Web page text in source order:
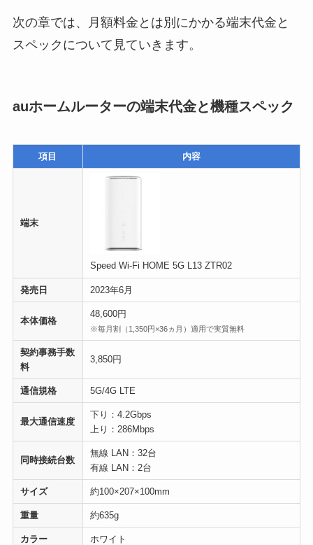
次の章では、月額料金とは別にかかる端末代金と
スペックについて見ていきます。
auホームルーターの端末代金と機種スペック
項目 内容
端末
Speed Wi-Fi HOME 5G L13 ZTR02
発売日 2023年6月
本体価格
48,600円
※毎月割（1,350円×36ヵ月）適用で実質無料
契約事務手数
料
3,850円
通信規格 5G/4G LTE
最大通信速度
下り：4.2Gbps
上り：286Mbps
同時接続台数
無線 LAN：32台
有線 LAN：2台
サイズ 約100×207×100mm
重量 約635g
カラー ホワイト